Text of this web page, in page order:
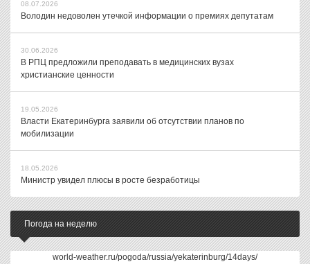
08.07.2026
Володин недоволен утечкой информации о премиях депутатам
30.06.2026
В РПЦ предложили преподавать в медицинских вузах
христианские ценности
19.05.2026
Власти Екатеринбурга заявили об отсутствии планов по
мобилизации
18.05.2026
Министр увидел плюсы в росте безработицы
Погода на неделю
world-weather.ru/pogoda/russia/yekaterinburg/14days/